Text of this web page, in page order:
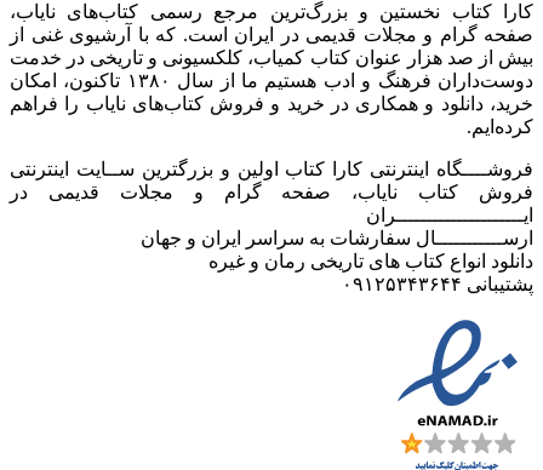
کارا کتاب نخستین و بزرگ‌ترین مرجع رسمی کتاب‌های نایاب،
صفحه گرام و مجلات قدیمی در ایران است. که با آرشیوی غنی از
بیش از صد هزار عنوان کتاب کمیاب، کلکسیونی و تاریخی در خدمت
دوست‌داران فرهنگ و ادب هستیم ما از سال ۱۳۸۰ تاکنون، امکان
خرید، دانلود و همکاری در خرید و فروش کتاب‌های نایاب را فراهم
کرده‌ایم.
فروشــــگاه اینترنتی کارا کتاب اولین و بزرگترین ســایت اینترنتی
فروش کتاب نایاب، صفحه گرام و مجلات قدیمی در
ایـــــــــــــــــــــران
ارســـــــــــال سفارشات به سراسر ایران و جهان
دانلود انواع کتاب های تاریخی رمان و غیره
پشتیبانی ۰۹۱۲۵۳۴۳۶۴۴